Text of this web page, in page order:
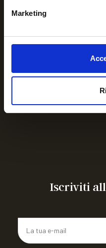
Marketing
Ultime
“Vacanza in Emilia”
con MEC
incontro in presenza
Corso rivolto agli
Iscriviti